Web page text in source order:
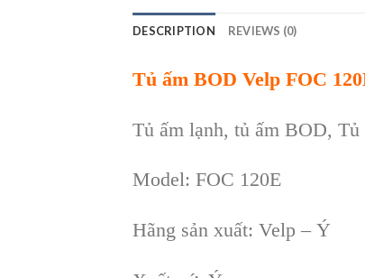
DESCRIPTION REVIEWS (0)
Tủ ấm BOD Velp FOC
Tủ ấm lạnh, tủ ấm BOD, Tủ
Model: FOC 120E
Hãng sản xuất: Velp – Ý